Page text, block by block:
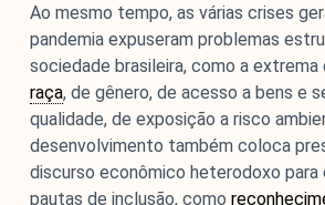
Ao mesmo tempo, as várias crises
pandemia expuseram problemas
sociedade brasileira, como a extrema
raça, de gênero, de acesso a bens e
qualidade, de exposição a risco
desenvolvimento também coloca
discurso econômico heterodoxo para
pautas de inclusão, como